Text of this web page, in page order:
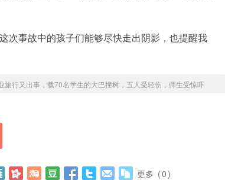
次事故中的孩子们能够尽快走出阴影，也提醒我
旅行又出事，载70名学生的大巴撞树，五人受轻伤，师生受惊吓
更多 (0)